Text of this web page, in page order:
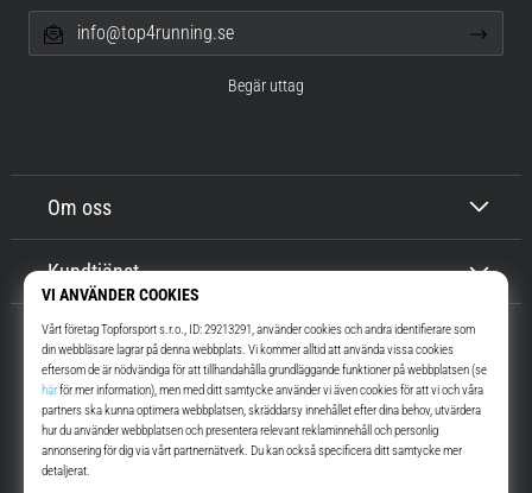
Top4Running.se
I mer än 16 år vi har vi motiverat dig att gå ut och springa. Snabbare. Med
Om oss
Kundtjänst
info@top4running.se
Begär uttag